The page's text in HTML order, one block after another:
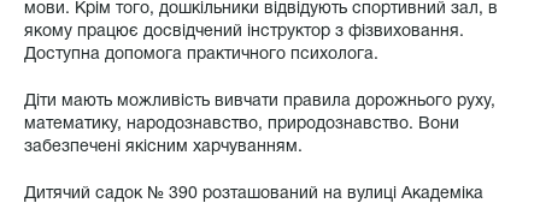
мови. Крім того, дошкільники відвідують спортивний зал, в
якому працює досвідчений інструктор з фізвиховання.
Доступна допомога практичного психолога.
Діти мають можливість вивчати правила дорожнього руху,
математику, народознавство, природознавство. Вони
забезпечені якісним харчуванням.
Дитячий садок № 390 розташований на вулиці Академіка